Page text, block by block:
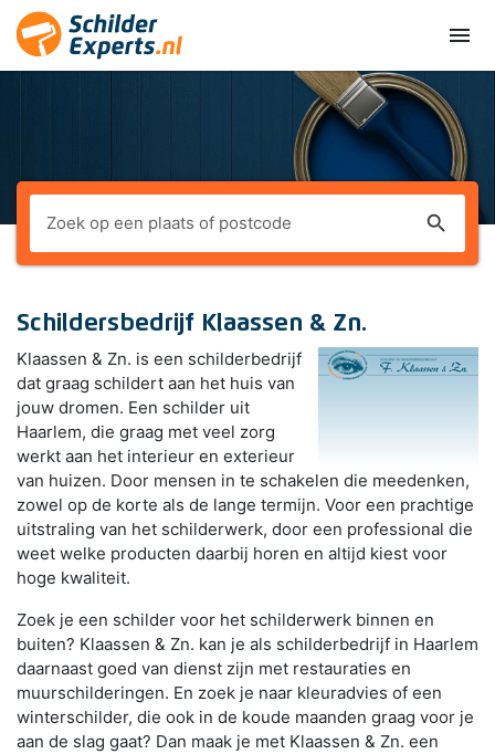
menu
search
Schildersbedrijf Klaassen & Zn.
Klaassen & Zn. is een schilderbedrijf
dat graag schildert aan het huis van
jouw dromen. Een schilder uit
Haarlem, die graag met veel zorg
werkt aan het interieur en exterieur
van huizen. Door mensen in te schakelen die meedenken,
zowel op de korte als de lange termijn. Voor een prachtige
uitstraling van het schilderwerk, door een professional die
weet welke producten daarbij horen en altijd kiest voor
hoge kwaliteit.
Zoek je een schilder voor het schilderwerk binnen en
buiten? Klaassen & Zn. kan je als schilderbedrijf in Haarlem
daarnaast goed van dienst zijn met restauraties en
muurschilderingen. En zoek je naar kleuradvies of een
winterschilder, die ook in de koude maanden graag voor je
aan de slag gaat? Dan maak je met Klaassen & Zn. een